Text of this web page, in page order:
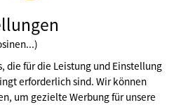
abonnieren
die für die Leistung und Einstellung
erforderlich sind. Wir können
um gezielte Werbung für unsere